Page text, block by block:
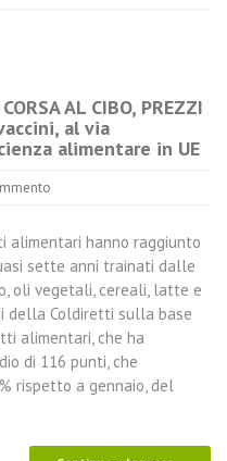
AL CIBO, PREZZI
al via
alimentare in UE
alimentari hanno raggiunto
sette anni trainati dalle
oli vegetali, cereali, latte e
della Coldiretti sulla base
alimentari, che ha
di 116 punti, che
rispetto a gennaio, del